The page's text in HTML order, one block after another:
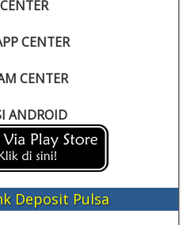
CENTER
CENTER
ANDROID
Deposit Pulsa